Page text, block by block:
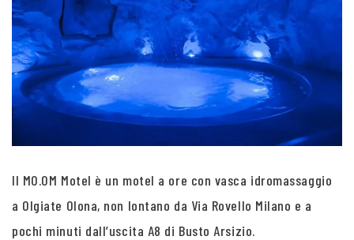
Il MO.OM Motel è un motel a ore con vasca idromassaggio
a Olgiate Olona, non lontano da Via Rovello Milano e a
pochi minuti dall’uscita A8 di Busto Arsizio.